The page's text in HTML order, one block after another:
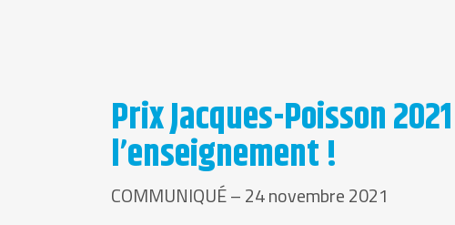
Prix Jacques-Poisson
l’enseignement !
COMMUNIQUÉ – 24 novembre 2021